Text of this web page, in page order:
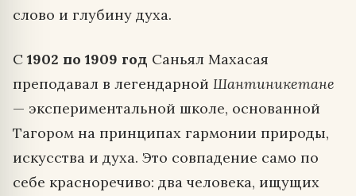
слово и глубину духа.
С 1902 по 1909 год Саньял Махасая
преподавал в легендарной Шантиникетане
— экспериментальной школе, основанной
Тагором на принципах гармонии природы,
искусства и духа. Это совпадение само по
себе красноречиво: два человека, ищущих